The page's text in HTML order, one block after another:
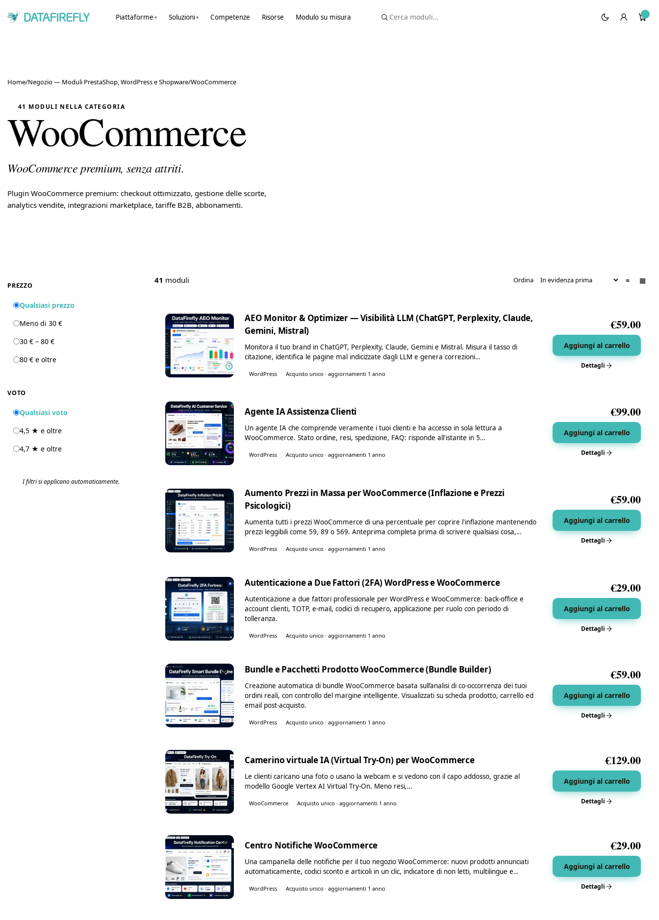
Piattaforme ▾ Soluzioni▾ Competenze Risorse Modulo su misura
Home/Negozio — Moduli PrestaShop, WordPress e Shopware/WooCommerce
41 MODULI NELLA CATEGORIA
WooCommerce
WooCommerce premium, senza attriti.
Plugin WooCommerce premium: checkout ottimizzato, gestione delle scorte,
analytics vendite, integrazioni marketplace, tariffe B2B, abbonamenti.
PREZZO
Qualsiasi prezzo
Meno di 30 €
30 € – 80 €
80 € e oltre
VOTO
Qualsiasi voto
4,5 ★ e oltre
4,7 ★ e oltre
I filtri si applicano automaticamente.
41 moduli Ordina ≡ ▦
WP
AEO Monitor & Optimizer — Visibilità LLM (ChatGPT, Perplexity, Claude,
Gemini, Mistral)
Monitora il tuo brand in ChatGPT, Perplexity, Claude, Gemini e Mistral. Misura il tasso di
citazione, identifica le pagine mal indicizzate dagli LLM e genera correzioni…
WordPress Acquisto unico · aggiornamenti 1 anno
€59.00
Aggiungi al carrello
Dettagli
WP Agente IA Assistenza Clienti
Un agente IA che comprende veramente i tuoi clienti e ha accesso in sola lettura a
WooCommerce. Stato ordine, resi, spedizione, FAQ: risponde all'istante in 5…
WordPress Acquisto unico · aggiornamenti 1 anno
€99.00
Aggiungi al carrello
Dettagli
WP
Aumento Prezzi in Massa per WooCommerce (Inflazione e Prezzi
Psicologici)
Aumenta tutti i prezzi WooCommerce di una percentuale per coprire l'inflazione mantenendo
prezzi leggibili come 59, 89 o 569. Anteprima completa prima di scrivere qualsiasi cosa,…
WordPress Acquisto unico · aggiornamenti 1 anno
€59.00
Aggiungi al carrello
Dettagli
WP Autenticazione a Due Fattori (2FA) WordPress e WooCommerce
Autenticazione a due fattori professionale per WordPress e WooCommerce: back-office e
account clienti, TOTP, e-mail, codici di recupero, applicazione per ruolo con periodo di
tolleranza.
WordPress Acquisto unico · aggiornamenti 1 anno
€29.00
Aggiungi al carrello
Dettagli
WP Bundle e Pacchetti Prodotto WooCommerce (Bundle Builder)
Creazione automatica di bundle WooCommerce basata sull’analisi di co-occorrenza dei tuoi
ordini reali, con controllo del margine intelligente. Visualizzati su scheda prodotto, carrello ed
email post-acquisto.
WordPress Acquisto unico · aggiornamenti 1 anno
€59.00
Aggiungi al carrello
Dettagli
WC Camerino virtuale IA (Virtual Try-On) per WooCommerce
Le clienti caricano una foto o usano la webcam e si vedono con il capo addosso, grazie al
modello Google Vertex AI Virtual Try-On. Meno resi,…
WooCommerce Acquisto unico · aggiornamenti 1 anno
€129.00
Aggiungi al carrello
Dettagli
WP Centro Notifiche WooCommerce
Una campanella delle notifiche per il tuo negozio WooCommerce: nuovi prodotti annunciati
automaticamente, codici sconto e articoli in un clic, indicatore di non letti, multilingue e…
WordPress Acquisto unico · aggiornamenti 1 anno
€29.00
Aggiungi al carrello
Dettagli